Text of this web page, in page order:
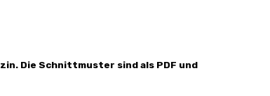
Die Schnittmuster sind als PDF und